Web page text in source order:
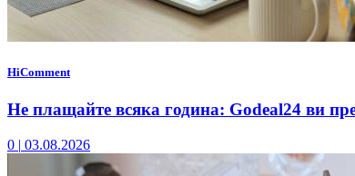
HiComment
Не плащайте всяка година: Godeal24 ви
0 | 03.08.2026